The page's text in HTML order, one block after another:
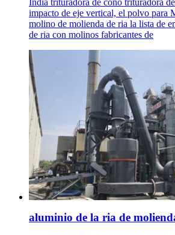
impacto de eje vertical, el polvo para
molino de molienda de ria la lista de
de ria con molinos fabricantes de
aluminio de la ria de